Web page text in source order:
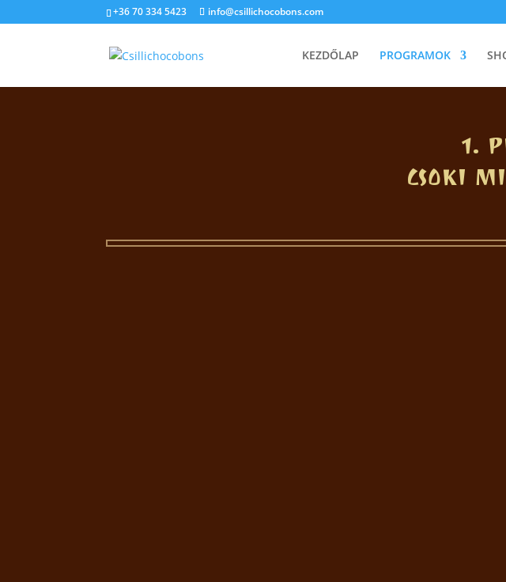
+36 70 334 5423 info@csillichocobons.com
KEZDŐLAP PROGRAMOK
1.
CSOKI